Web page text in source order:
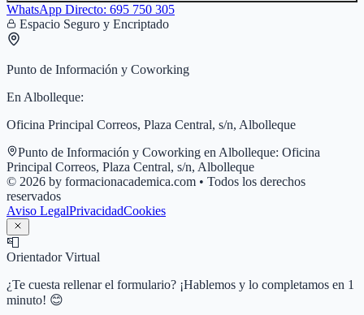
WhatsApp Directo: 695 750 305
Espacio Seguro y Encriptado
Punto de Información y Coworking
En Albolleque:
Oficina Principal Correos, Plaza Central, s/n, Albolleque
Punto de Información y Coworking en Albolleque: Oficina
Principal Correos, Plaza Central, s/n, Albolleque
© 2026 by formacionacademica.com • Todos los derechos
reservados
Aviso LegalPrivacidadCookies
📮
Orientador Virtual
¿Te cuesta rellenar el formulario? ¡Hablemos y lo completamos en 1
minuto! 😊